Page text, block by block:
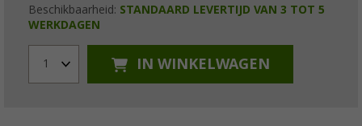
Beschikbaarheid: STANDAARD LEVERTIJD VAN 3 TOT 5
WERKDAGEN
1 IN WINKELWAGEN